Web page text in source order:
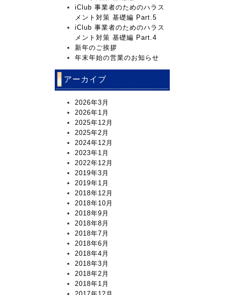
iClub 事業者のためのハラス
メント対策 基礎編 Part.5
iClub 事業者のためのハラス
メント対策 基礎編 Part.4
新年のご挨拶
年末年始の営業のお知らせ
アーカイブ
2026年3月
2026年1月
2025年12月
2025年2月
2024年12月
2023年1月
2022年12月
2019年3月
2019年1月
2018年12月
2018年10月
2018年9月
2018年8月
2018年7月
2018年6月
2018年4月
2018年3月
2018年2月
2018年1月